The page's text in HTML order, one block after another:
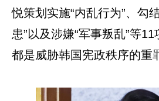
悦策划实施“内乱行为”、勾
患”以及涉嫌“军事叛乱”等
都是威胁韩国宪政秩序的重